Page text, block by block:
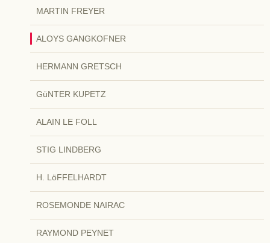
MARTIN FREYER
ALOYS GANGKOFNER
HERMANN GRETSCH
GüNTER KUPETZ
ALAIN LE FOLL
STIG LINDBERG
H. LöFFELHARDT
ROSEMONDE NAIRAC
RAYMOND PEYNET